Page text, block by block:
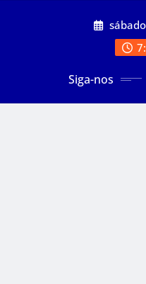
Siga-nos